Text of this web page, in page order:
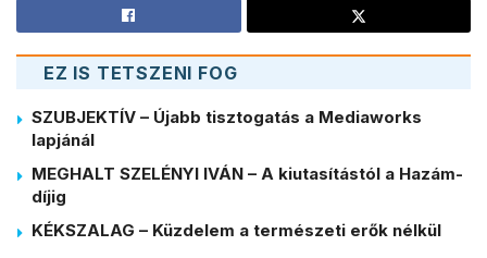
EZ IS TETSZENI FOG
SZUBJEKTÍV – Újabb tisztogatás a Mediaworks
lapjánál
MEGHALT SZELÉNYI IVÁN – A kiutasítástól a Hazám-
díjig
KÉKSZALAG – Küzdelem a természeti erők nélkül